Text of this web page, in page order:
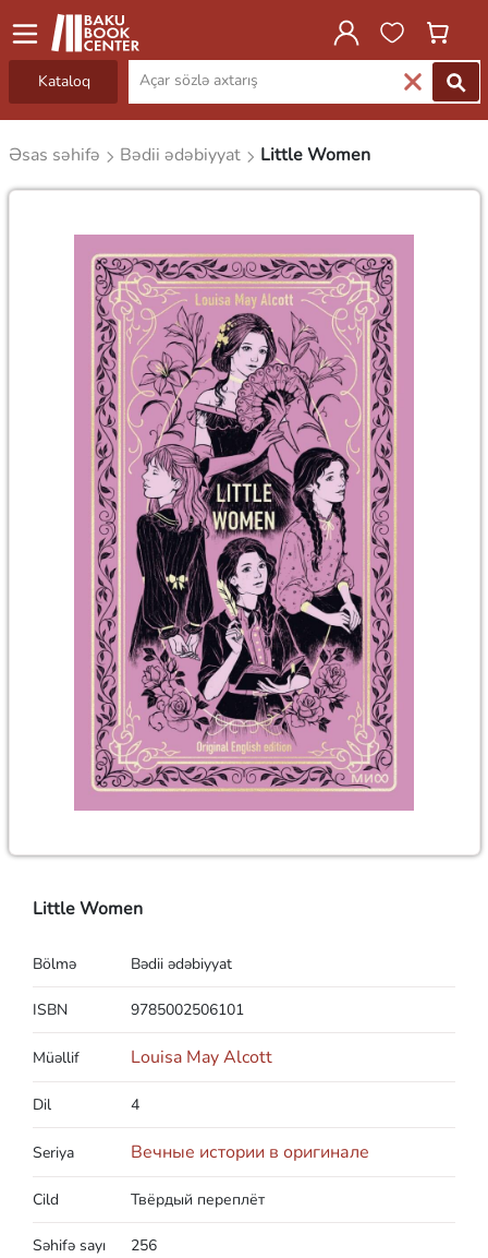
Kataloq
Əsas səhifə Bədii ədəbiyyat Little Women
Little Women
Bölmə Bədii ədəbiyyat
ISBN 9785002506101
Müəllif Louisa May Alcott
Dil 4
Seriya Вечные истории в оригинале
Cild Твёрдый переплёт
Səhifə sayı 256